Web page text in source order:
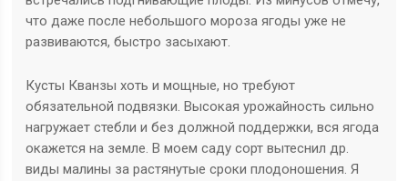
что даже после небольшого мороза ягоды уже не
развиваются, быстро засыхают.
Кусты Кванзы хоть и мощные, но требуют
обязательной подвязки. Высокая урожайность сильно
нагружает стебли и без должной поддержки, вся ягода
окажется на земле. В моем саду сорт вытеснил др.
виды малины за растянутые сроки плодоношения. Я